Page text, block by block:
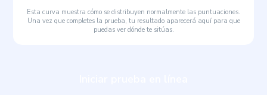
Esta curva muestra cómo se distribuyen normalmente las puntuaciones.
Una vez que completes la prueba, tu resultado aparecerá aquí para que
puedas ver dónde te sitúas.